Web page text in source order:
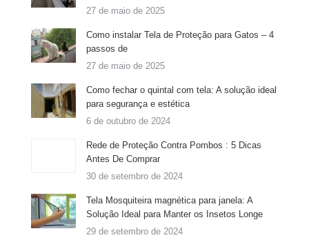
27 de maio de 2025
Como instalar Tela de Proteção para Gatos – 4
passos de
27 de maio de 2025
Como fechar o quintal com tela: A solução ideal
para segurança e estética
6 de outubro de 2024
Rede de Proteção Contra Pombos : 5 Dicas
Antes De Comprar
30 de setembro de 2024
Tela Mosquiteira magnética para janela: A
Solução Ideal para Manter os Insetos Longe
29 de setembro de 2024